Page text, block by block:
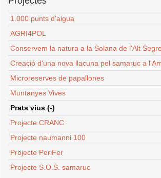
1.000 punts d'aigua
AGRI4POL
Conservem la natura a la Solana de l'Alt
Creació d'una nova llacuna pel samaruc a
Microreserves de papallones
Muntanyes Vives
Prats vius (-)
Projecte CRANC
Projecte naumanni 100
Projecte PeriFer
Projecte S.O.S. samaruc